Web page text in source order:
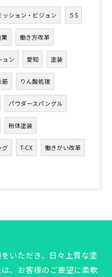
ッション・ビジョン ５S
働き方改革
ョン 愛知 塗装
筋 りん酸処理
パウダースパングル
粉体塗装
グ T-CX 働きがい改革
いただき、日々上質な塗
、お客様のご要望に柔軟